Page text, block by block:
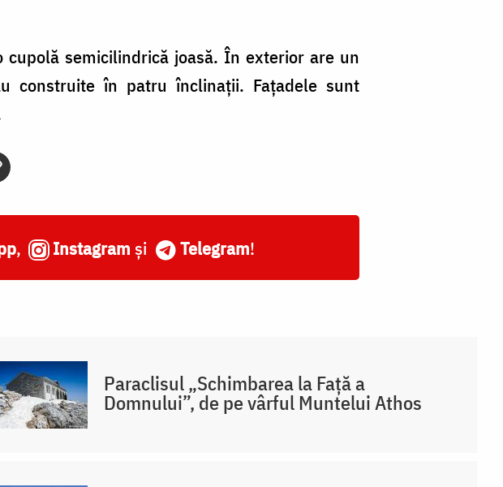
semicilindrică joasă. În exterior are un
construite în patru înclinații. Fațadele sunt
, Instagram și Telegram!
Paraclisul „Schimbarea la Față a
Domnului”, de pe vârful Muntelui Athos